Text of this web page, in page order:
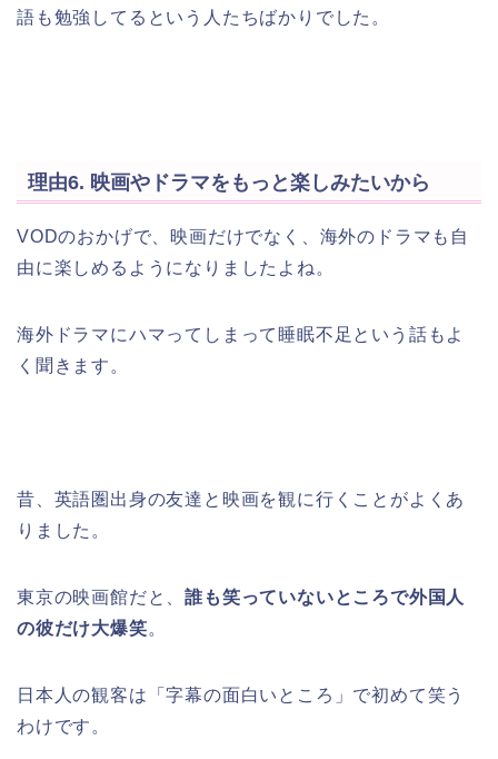
語も勉強してるという人たちばかりでした。
理由6. 映画やドラマをもっと楽しみたいから
VODのおかげで、映画だけでなく、海外のドラマも自
由に楽しめるようになりましたよね。
海外ドラマにハマってしまって睡眠不足という話もよ
く聞きます。
昔、英語圏出身の友達と映画を観に行くことがよくあ
りました。
東京の映画館だと、誰も笑っていないところで外国人
の彼だけ大爆笑。
日本人の観客は「字幕の面白いところ」で初めて笑う
わけです。